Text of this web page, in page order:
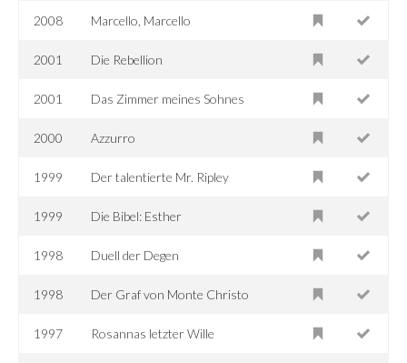
2008 Marcello, Marcello
2001 Die Rebellion
2001 Das Zimmer meines Sohnes
2000 Azzurro
1999 Der talentierte Mr. Ripley
1999 Die Bibel: Esther
1998 Duell der Degen
1998 Der Graf von Monte Christo
1997 Rosannas letzter Wille